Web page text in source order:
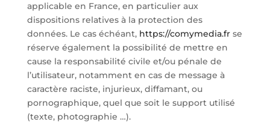
applicable en France, en particulier aux
dispositions relatives à la protection des
données. Le cas échéant, https://comymedia.frse
réserve également la possibilité de mettre en
cause la responsabilité civile et/ou pénale de
l’utilisateur, notamment en cas de message à
caractère raciste, injurieux, diffamant, ou
pornographique, quel que soit le support utilisé
(texte, photographie …).